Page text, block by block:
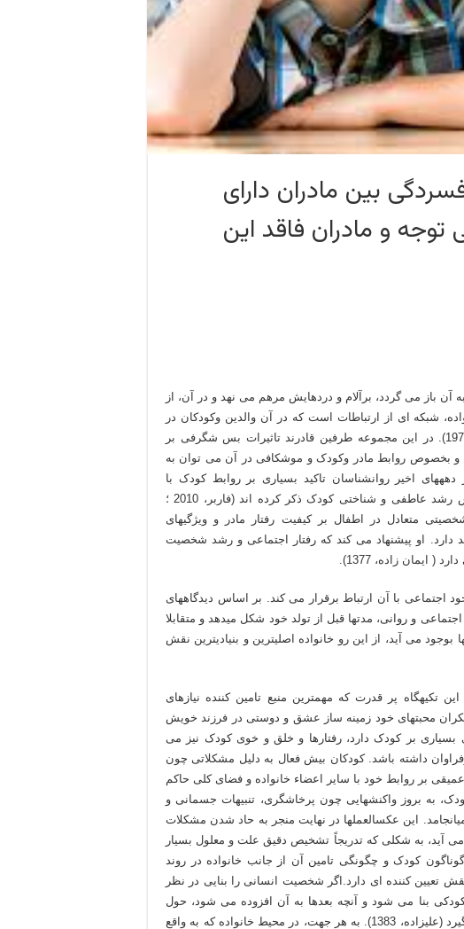
بین مادران دارای
و مادران فاقد این
باز می گردد، برآلام و دردهایش مرهم می نهد و در آن، از
شبکه ای از ارتباطات است که در آن والدین وکودکان در
فرآیندی دو سویه با یکدیگر تعامل دارند (نیچولی، 1978). در این مجموعه طرفین قادرند تاثیرات بس شگرفی بر
و بخصوص روابط مادر وکودک و موشکافی در آن می توان به
اخیر روانشناسان تاکید بسیاری بر روابط کودک با
مراقبینش داشته­اند. آنها واکنشهای متقابل را، اساس رشد عاطفی و شناختی کودک ذکر کرده اند (فاربر، 2010 ؛
برای بوجودآمدن شخصیتی متعادل در اطفال بر کیفیت رفتار مادر و ویژگیهای
دارد. او پیشنهاد می کند که رفتار اجتماعی و رشد شخصیت
زاده، 1377).
اجتماعی با آن ارتباط برقرار می کند. بر اساس دیدگاه­های
و روانی، مدتها قبل از تولد خود شکل می­دهد و متقابلا
می آید، از این رو خانواده اصلی­ترین و بنیادی­ترین نقش
تکیه­گاه پر قدرت که مهم­ترین منبع تامین کننده نیازهای
محبت­های خود زمینه ساز عشق و دوستی در فرزند خویش
بسیاری بر کودک دارد، رفتارها و خلق و خوی کودک نیز می
داشته باشد. کودکان بیش فعال به دلیل مشکلاتی چون
بر روابط خود با سایر اعضاء خانواده و فضای کلی حاکم
به بروز واکنش­هایی چون پرخاشگری، تنبیهات جسمانی و
این عکس­العملها در نهایت منجر به حاد شدن مشکلات
آید، به شکلی که تدریجاً تشخیص دقیق علت و معلول بسیار
(ایمان زاده، 1377). نیازهای گوناگون کودک و چگونگی تامین آن از جانب خانواده در روند
کننده ای دارد.اگر شخصیت انسانی را بنایی در نظر
بنا می شود و آنچه بعدها به آن افزوده می شود، حول
محور این اسکلت فلزی یا ستونهای اصلی شکل می گیرد (علیزاده، 1383). به هر جهت، در محیط خانواده که به واقع